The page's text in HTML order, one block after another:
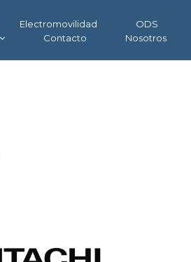
Electromovilidad
ODS
Contacto
Nosotros